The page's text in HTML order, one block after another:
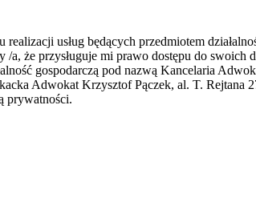
usług będących przedmiotem
a, że przysługuje mi prawo dostępu do swoich
gospodarczą pod nazwą Kancelaria
Adwokat Krzysztof Pączek, al. T. Rejtana
prywatności.